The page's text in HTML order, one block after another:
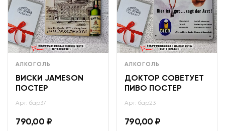
АЛКОГОЛЬ
ВИСКИ JAMESON
ПОСТЕР
Арт: бар37
790,00 ₽
АЛКОГОЛЬ
ДОКТОР СОВЕТУЕТ
ПИВО ПОСТЕР
Арт: бар23
790,00 ₽